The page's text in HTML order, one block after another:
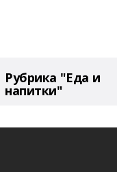
Рубрика "Еда и
напитки"